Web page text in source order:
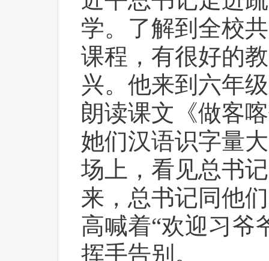
学。了解到全校
课程，有很好的
兴。他来到六年
朗读课文《做客
她们汉语识字量
场上，看见总书
来，总书记同他
高喊着“欢迎习爷
挥手告别。